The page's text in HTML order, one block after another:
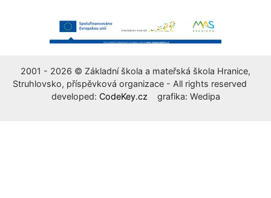
2001 - 2026 © Základní škola a mateřská škola Hranice,
Struhlovsko, příspěvková organizace - All rights reserved
developed: CodeKey.cz grafika: Wedipa